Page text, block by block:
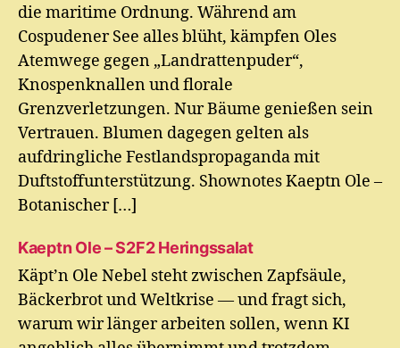
die maritime Ordnung. Während am
Cospudener See alles blüht, kämpfen Oles
Atemwege gegen „Landrattenpuder“,
Knospenknallen und florale
Grenzverletzungen. Nur Bäume genießen sein
Vertrauen. Blumen dagegen gelten als
aufdringliche Festlandspropaganda mit
Duftstoffunterstützung. Shownotes Kaeptn Ole –
Botanischer […]
Kaeptn Ole – S2F2 Heringssalat
Käpt’n Ole Nebel steht zwischen Zapfsäule,
Bäckerbrot und Weltkrise — und fragt sich,
warum wir länger arbeiten sollen, wenn KI